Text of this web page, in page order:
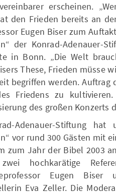
erscheinen.
den Frieden bereits an
Eugen Biser zum
der Konrad-Adenauer-
in Bonn. „Die Welt
These, Frieden müsse
begriffen werden. Auftrag
Friedens zu
des großen Konzerts
Adenauer-Stiftung
vor rund 300 Gästen mit
zum Jahr der Bibel 2003
hochkarätige
Eugen
Eva Zeller. Die